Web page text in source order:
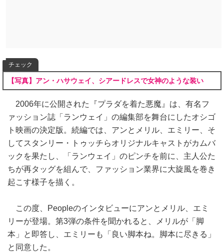
チェック
【写真】アン・ハサウェイ、シアードレスで女神のような装い
2006年に公開された『プラダを着た悪魔』は、有名フ
ァッション誌「ランウェイ」の編集部を舞台にしたオシゴ
ト映画の決定版。続編では、アンとメリル、エミリー、そ
してスタンリー・トゥッチらオリジナルキャストがカムバ
ックを果たし、「ランウェイ」のピンチを前に、主人公た
ちが再タッグを組んで、ファッション業界に大旋風を巻き
起こす様子を描く。
この度、Peopleのインタビューにアンとメリル、エミ
リーが登場。第3弾の条件を聞かれると、メリルが「脚
本」と即答し、エミリーも「良い脚本ね。脚本に尽きる」
と同意した。